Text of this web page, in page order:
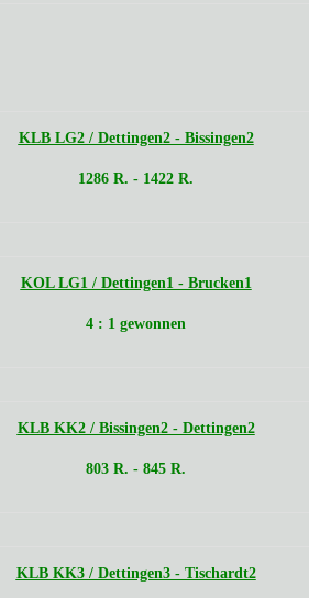
KLB LG2 / Dettingen2 - Bissingen2
1286 R. - 1422 R.
KOL LG1 / Dettingen1 - Brucken1
4 : 1 gewonnen
KLB KK2 / Bissingen2 - Dettingen2
803 R. - 845 R.
KLB KK3 / Dettingen3 - Tischardt2